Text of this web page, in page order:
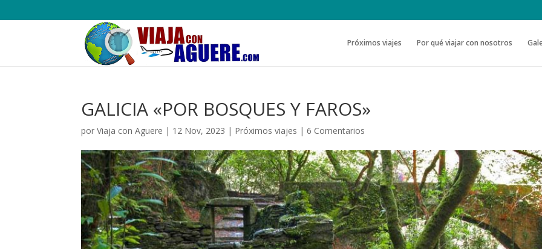
Próximos viajes Por qué viajar con nosotros
GALICIA «POR BOSQUES Y FAROS»
porViaja con Aguere | 12 Nov, 2023 | Próximos viajes |6 Comentarios